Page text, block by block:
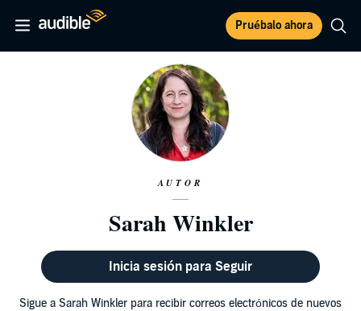
Pruébalo ahora
AUTOR
Sarah Winkler
Inicia sesión para Seguir
Sigue a Sarah Winkler para recibir correos electrónicos de nuevos